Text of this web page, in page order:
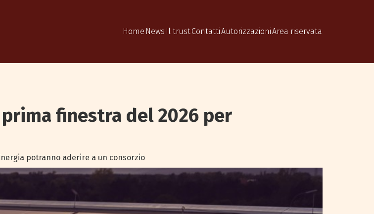
Home News Il trustContattiAutorizzazioniArea riservata
finestra del 2026 per
potranno aderire a un consorzio